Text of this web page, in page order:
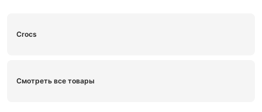
Crocs
Смотреть все товары